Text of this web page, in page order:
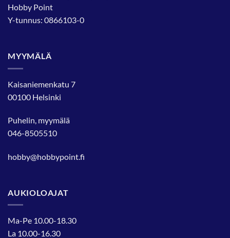
Hobby Point
Y-tunnus: 0866103-0
MYYMÄLÄ
Kaisaniemenkatu 7
00100 Helsinki
Puhelin, myymälä
046-8505510
hobby@hobbypoint.fi
AUKIOLOAJAT
Ma-Pe 10.00-18.30
La 10.00-16.30